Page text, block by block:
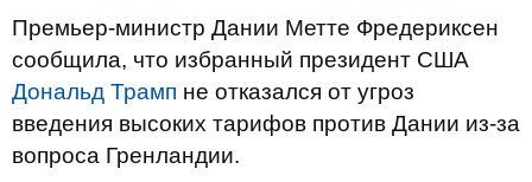
Премьер-министр Дании Метте Фредериксен
сообщила, что избранный президент США
Дональд Трамп не отказался от угроз
введения высоких тарифов против Дании из-за
вопроса Гренландии.